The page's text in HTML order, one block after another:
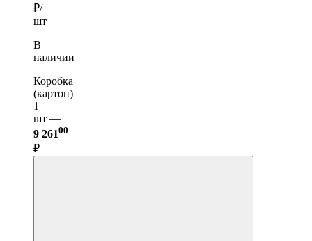
₽/
шт
В
наличии
Коробка
(картон)
1
шт —
9 26100
₽